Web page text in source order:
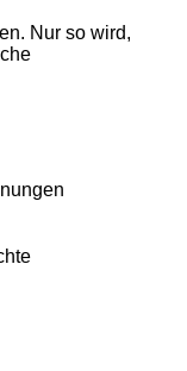
Nur so wird,